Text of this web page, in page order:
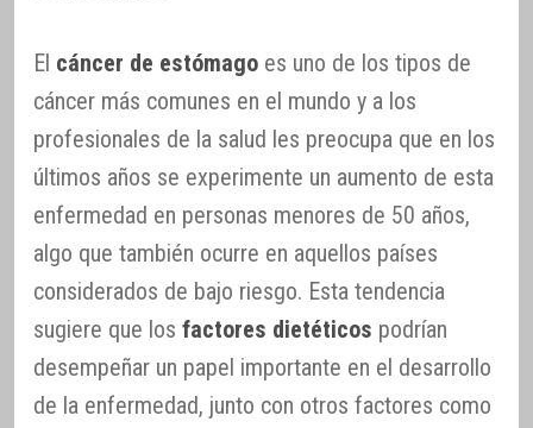
El cáncer de estómago es uno de los tipos de
cáncer más comunes en el mundo y a los
profesionales de la salud les preocupa que en los
últimos años se experimente un aumento de esta
enfermedad en personas menores de 50 años,
algo que también ocurre en aquellos países
considerados de bajo riesgo. Esta tendencia
sugiere que los factores dietéticos podrían
desempeñar un papel importante en el desarrollo
de la enfermedad, junto con otros factores como